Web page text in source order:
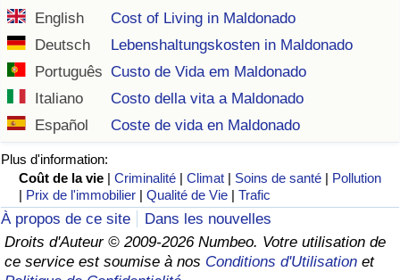
English
Cost of Living in Maldonado
Deutsch
Lebenshaltungskosten in Maldonado
Português Custo de Vida em Maldonado
Italiano
Costo della vita a Maldonado
Español
Coste de vida en Maldonado
Plus d'information:
Coût de la vie |Criminalité |Climat | Soins de santé | Pollution
| Prix de l'immobilier |Qualité de Vie |Trafic
À propos de ce site
Dans les nouvelles
Droits d'Auteur © 2009-2026 Numbeo. Votre utilisation de
ce service est soumise à nos Conditions d'Utilisation et